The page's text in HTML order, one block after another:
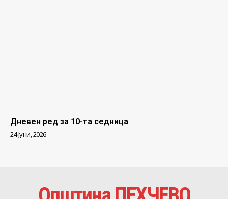
Дневен ред за 10-та седница
24 Јуни, 2026